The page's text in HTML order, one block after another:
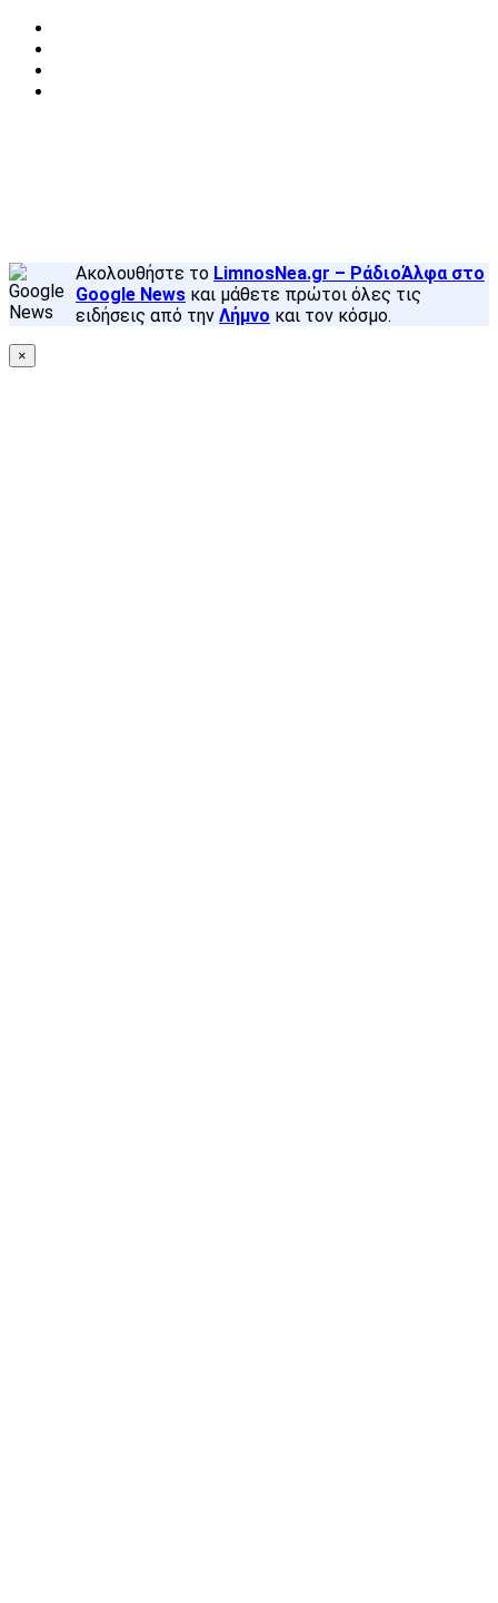
Ακολουθήστε το LimnosNea.gr – ΡάδιοΆλφα στο
Google News και μάθετε πρώτοι όλες τις
ειδήσεις από την Λήμνο και τον κόσμο.
×